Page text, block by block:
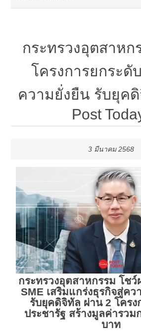
กระทรวงอุตสาหก
โครงการยกระดั
ความยั่งยืน รับยุค
Post
3 มีนาคม 2568
กระทรวงอุตสาหกรรม โชว์
SME เสริมแกร่งธุรกิจสู่คว
รับยุคดิจิทัล ผ่าน 2 โครง
ประชารัฐ สร้างมูลค่ารวม
บาท